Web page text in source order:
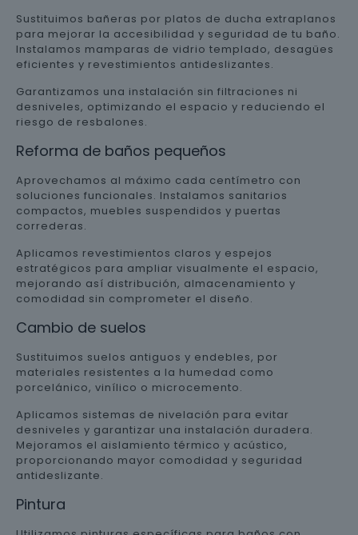
Sustituimos bañeras por platos de ducha extraplanos
para mejorar la accesibilidad y seguridad de tu baño.
Instalamos mamparas de vidrio templado, desagües
eficientes y revestimientos antideslizantes.
Garantizamos una instalación sin filtraciones ni
desniveles, optimizando el espacio y reduciendo el
riesgo de resbalones.
Reforma de baños pequeños
Aprovechamos al máximo cada centímetro con
soluciones funcionales. Instalamos sanitarios
compactos, muebles suspendidos y puertas
correderas.
Aplicamos revestimientos claros y espejos
estratégicos para ampliar visualmente el espacio,
mejorando así distribución, almacenamiento y
comodidad sin comprometer el diseño.
Cambio de suelos
Sustituimos suelos antiguos y endebles, por
materiales resistentes a la humedad como
porcelánico, vinílico o microcemento.
Aplicamos sistemas de nivelación para evitar
desniveles y garantizar una instalación duradera.
Mejoramos el aislamiento térmico y acústico,
proporcionando mayor comodidad y seguridad
antideslizante.
Pintura